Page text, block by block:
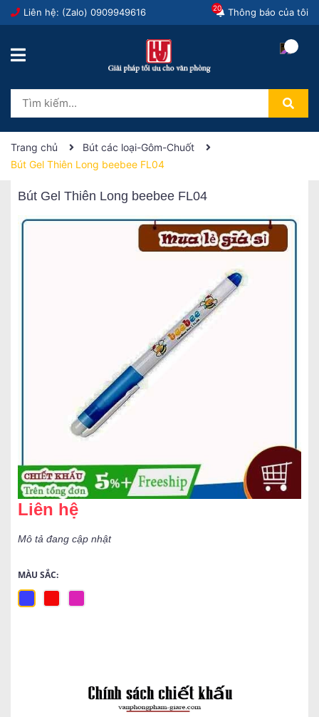
Liên hệ: (Zalo) 0909949616 Thông báo của tôi
20
Trang chủ
Bút các loại-Gôm-Chuốt
Bút Gel Thiên Long beebee FL04
Bút Gel Thiên Long beebee FL04
Liên hệ
Mô tả đang cập nhật
MÀU SẮC: